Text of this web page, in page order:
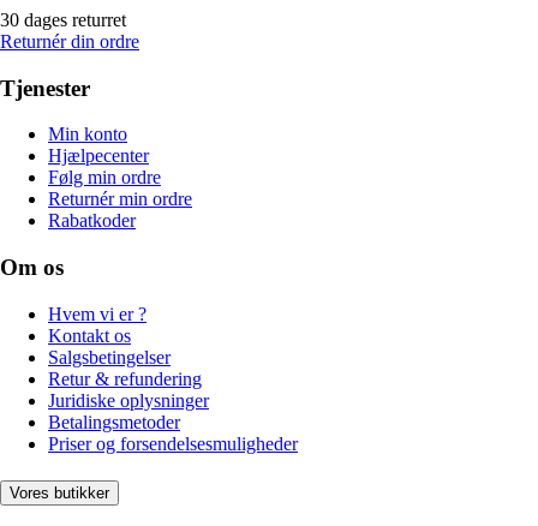
30 dages returret
Returnér din ordre
Tjenester
Min konto
Hjælpecenter
Følg min ordre
Returnér min ordre
Rabatkoder
Om os
Hvem vi er ?
Kontakt os
Salgsbetingelser
Retur & refundering
Juridiske oplysninger
Betalingsmetoder
Priser og forsendelsesmuligheder
Vores butikker